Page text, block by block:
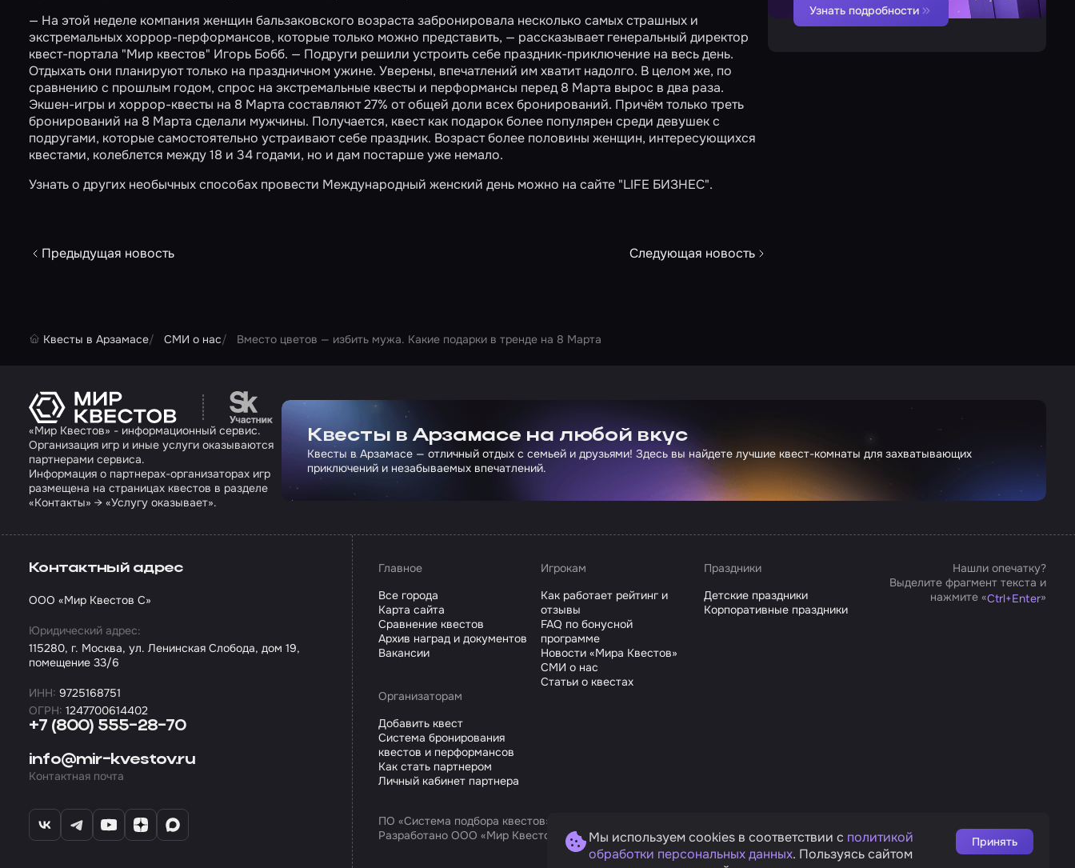
— На этой неделе компания женщин бальзаковского возраста забронировала несколько самых страшных и
экстремальных хоррор-перформансов, которые только можно представить, — рассказывает генеральный директор
квест-портала "Мир квестов" Игорь Бобб. — Подруги решили устроить себе праздник-приключение на весь день.
Отдыхать они планируют только на праздничном ужине. Уверены, впечатлений им хватит надолго. В целом же, по
сравнению с прошлым годом, спрос на экстремальные квесты и перформансы перед 8 Марта вырос в два раза.
Экшен-игры и хоррор-квесты на 8 Марта составляют 27% от общей доли всех бронирований. Причём только треть
бронирований на 8 Марта сделали мужчины. Получается, квест как подарок более популярен среди девушек с
подругами, которые самостоятельно устраивают себе праздник. Возраст более половины женщин, интересующихся
квестами, колеблется между 18 и 34 годами, но и дам постарше уже немало.
Узнать о других необычных способах провести Международный женский день можно на сайте "LIFE БИЗНЕС".
Предыдущая новость Следующая новость
Узнать подробности
Квесты в Арзамасе СМИ о нас Вместо цветов — избить мужа. Какие подарки в тренде на 8 Марта
Перейти на сайт партнера Сколково
«Мир Квестов» - информационный сервис.
Организация игр и иные услуги оказываются
партнерами сервиса.
Информация о партнерах-организаторах игр
размещена на страницах квестов в разделе
«Контакты» → «Услугу оказывает».
Квесты в Арзамасе на любой вкус
Квесты в Арзамасе — отличный отдых с семьей и друзьями! Здесь вы найдете лучшие квест-комнаты для захватывающих
приключений и незабываемых впечатлений.
+7 (800) 555-28-70
info@mir-kvestov.ru
Контактная почта
Контактный адрес
ООО «Мир Квестов С»
Юридический адрес:
115280, г. Москва, ул. Ленинская Слобода, дом 19,
помещение 33/6
ИНН: 9725168751
ОГРН: 1247700614402
Главное
Все города
Карта сайта
Сравнение квестов
Архив наград и документов
Вакансии
Игрокам
Как работает рейтинг и
отзывы
FAQ по бонусной
программе
Новости «Мира Квестов»
СМИ о нас
Статьи о квестах
Праздники
Детские праздники
Корпоративные праздники
Организаторам
Добавить квест
Система бронирования
квестов и перформансов
Как стать партнером
Личный кабинет партнера
Нашли опечатку?
Выделите фрагмент текста и
нажмите «Ctrl+Enter»
ПО «Система подбора квестов»
Разработано ООО «Мир Квестов С», ИНН 9725168751Мы используем cookies в соответствии с политикой
обработки персональных данных. Пользуясь сайтом
Принять